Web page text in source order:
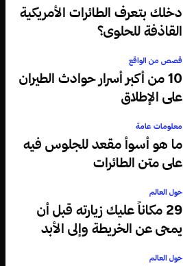
دخلك بتعرف الطائرات الأمريكية
القاذفة للحلوى؟
قصص من الواقع
10 من أكبر أسرار حوادث الطيران
على الإطلاق
معلومات عامة
ما هو أسوأ مقعد للجلوس فيه
على متن الطائرات
حول العالم
29 مكاناً عليك زيارته قبل أن
يمحى عن الخريطة وإلى الأبد
حول العالم